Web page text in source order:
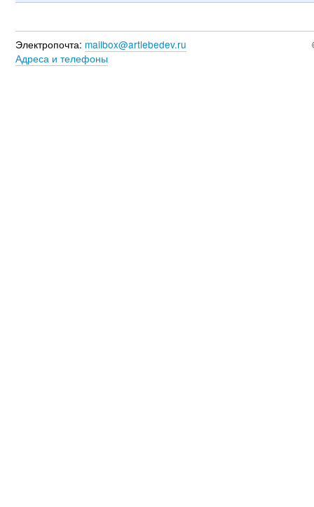
Электропочта: mailbox@artlebedev.ru
Адреса и телефоны